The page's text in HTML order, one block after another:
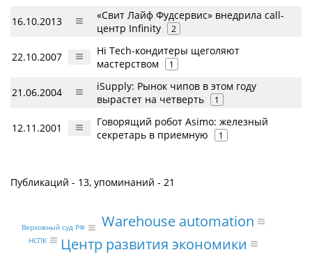
16.10.2013
«Свит Лайф Фудсервис» внедрила call-
центр Infinity
2
22.10.2007
Hi Tech-кондитеры щеголяют
мастерством
1
21.06.2004
iSupply: Рынок чипов в этом году
вырастет на четверть
1
12.11.2001
Говорящий робот Asimo: железный
секретарь в приемную
1
Публикаций - 13, упоминаний - 21
Центр развития экономики
Warehouse automation
НСПК
Верховный суд РФ